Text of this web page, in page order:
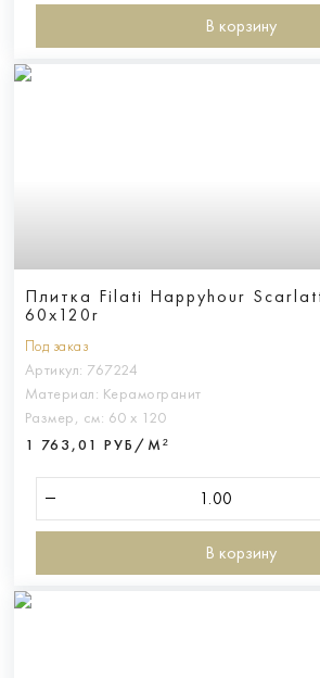
В корзину
Плитка Filati Happyhour
60x120r
Под заказ
Артикул: 767224
Материал: Керамогранит
Размер, см: 60 х 120
1 763,01 РУБ/М²
В корзину